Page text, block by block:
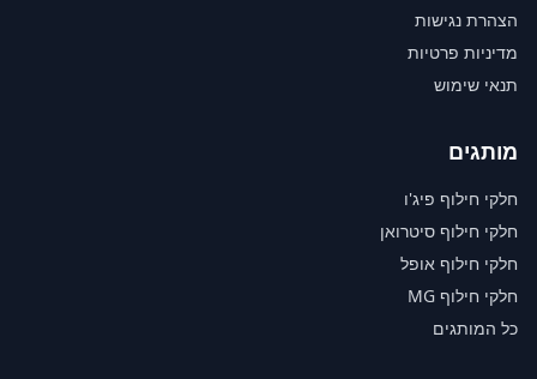
הצהרת נגישות
מדיניות פרטיות
תנאי שימוש
מותגים
חלקי חילוף פיג'ו
חלקי חילוף סיטרואן
חלקי חילוף אופל
חלקי חילוף MG
כל המותגים